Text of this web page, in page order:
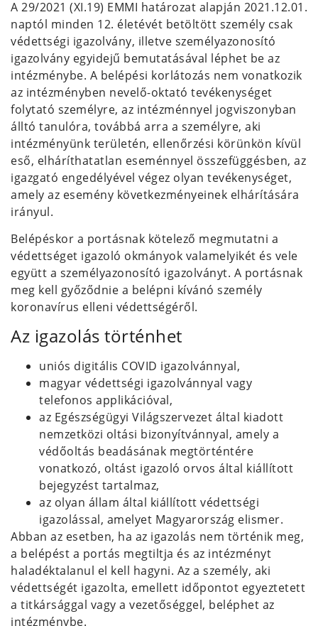
A 29/2021 (XI.19) EMMI határozat alapján 2021.12.01.
naptól minden 12. életévét betöltött személy csak
védettségi igazolvány, illetve személyazonosító
igazolvány egyidejű bemutatásával léphet be az
intézménybe. A belépési korlátozás nem vonatkozik
az intézményben nevelő-oktató tevékenységet
folytató személyre, az intézménnyel jogviszonyban
álltó tanulóra, továbbá arra a személyre, aki
intézményünk területén, ellenőrzési körünkön kívül
eső, elháríthatatlan eseménnyel összefüggésben, az
igazgató engedélyével végez olyan tevékenységet,
amely az esemény következményeinek elhárítására
irányul.
Belépéskor a portásnak kötelező megmutatni a
védettséget igazoló okmányok valamelyikét és vele
együtt a személyazonosító igazolványt. A portásnak
meg kell győződnie a belépni kívánó személy
koronavírus elleni védettségéről.
Az igazolás történhet
uniós digitális COVID igazolvánnyal,
magyar védettségi igazolvánnyal vagy
telefonos applikációval,
az Egészségügyi Világszervezet által kiadott
nemzetközi oltási bizonyítvánnyal, amely a
védőoltás beadásának megtörténtére
vonatkozó, oltást igazoló orvos által kiállított
bejegyzést tartalmaz,
az olyan állam által kiállított védettségi
igazolással, amelyet Magyarország elismer.
Abban az esetben, ha az igazolás nem történik meg,
a belépést a portás megtiltja és az intézményt
haladéktalanul el kell hagyni. Az a személy, aki
védettségét igazolta, emellett időpontot egyeztetett
a titkársággal vagy a vezetőséggel, beléphet az
intézménybe.